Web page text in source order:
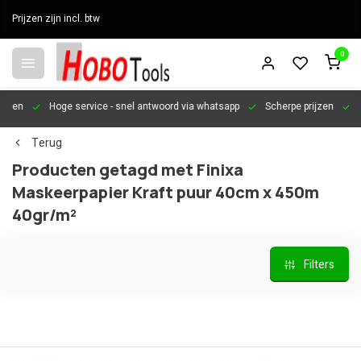
Prijzen zijn incl. btw
0
Hoge service- snel antwoord via whatsapp Scherpe prijzen
Terug
Producten getagd met Finixa
Maskeerpapier Kraft puur 40cm x 450m
40gr/m²
Filters